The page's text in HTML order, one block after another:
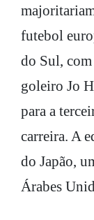
futebol
do Sul, com
goleiro Jo
para a
carreira. A
do Japão,
Árabes